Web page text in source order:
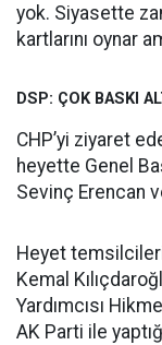
yok. Siyasette
kartlarını oynar
DSP: ÇOK BASKI
CHP’yi ziyaret
heyette Genel
Sevinç Erencan
Heyet
Kemal
Yardımcısı
AK Parti ile